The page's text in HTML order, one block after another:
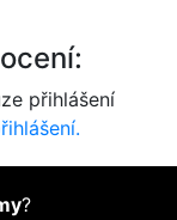
přihlášení
?